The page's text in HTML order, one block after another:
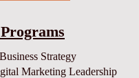
Strategy
Marketing Leadership